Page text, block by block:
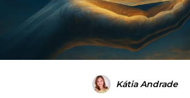
Kátia Andrade